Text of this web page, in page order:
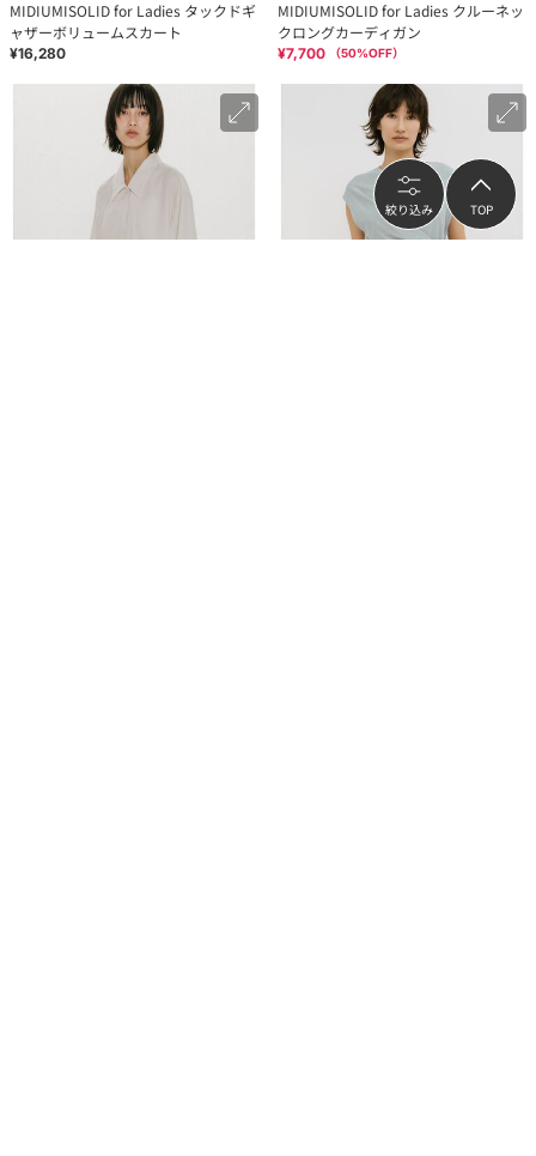
MIDIUMISOLID for Ladies タックドギ
ャザーボリュームスカート
¥16,280
MIDIUMISOLID for Ladies クルーネッ
クロングカーディガン
¥7,700 （50%OFF）
絞り込み TOP